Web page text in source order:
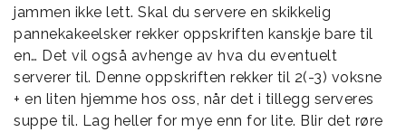
jammen ikke lett. Skal du servere en skikkelig
pannekakeelsker rekker oppskriften kanskje bare til
en… Det vil også avhenge av hva du eventuelt
serverer til. Denne oppskriften rekker til 2(-3) voksne
+ en liten hjemme hos oss, når det i tillegg serveres
suppe til. Lag heller for mye enn for lite. Blir det røre